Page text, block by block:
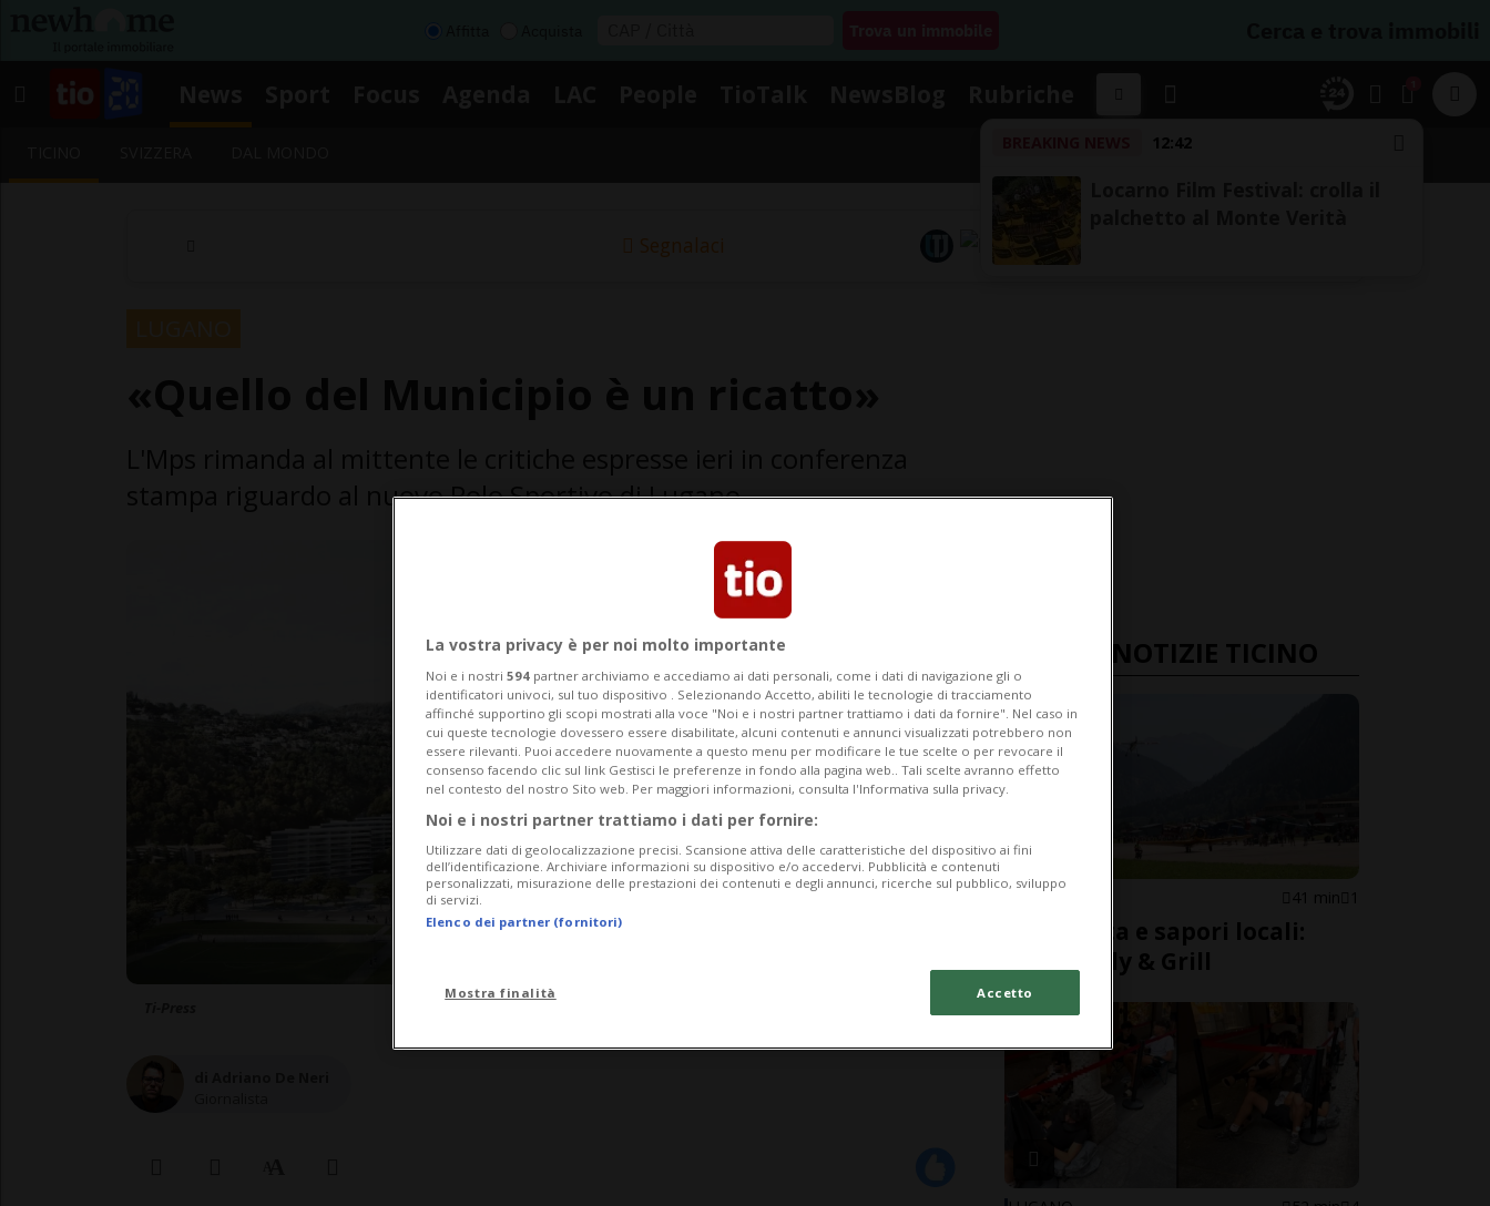
12:42
Segnalaci
stampa riguardo al nuovo Polo Sportivo di Lugano.
ULTIME NOTIZIE TICINO
AMBRÌ 41 min 1
Alta quota e sapori locali:
torna il Fly & Grill
La vostra privacy è per noi molto importante
Noi e i nostri 594 partner archiviamo e accediamo ai dati personali, come i dati di navigazione gli o
identificatori univoci, sul tuo dispositivo . Selezionando Accetto, abiliti le tecnologie di tracciamento
affinché supportino gli scopi mostrati alla voce "Noi e i nostri partner trattiamo i dati da fornire". Nel caso in
cui queste tecnologie dovessero essere disabilitate, alcuni contenuti e annunci visualizzati potrebbero non
essere rilevanti. Puoi accedere nuovamente a questo menu per modificare le tue scelte o per revocare il
consenso facendo clic sul link Gestisci le preferenze in fondo alla pagina web.. Tali scelte avranno effetto
nel contesto del nostro Sito web. Per maggiori informazioni, consulta l'Informativa sulla privacy.
Noi e i nostri partner trattiamo i dati per fornire:
Utilizzare dati di geolocalizzazione precisi. Scansione attiva delle caratteristiche del dispositivo ai fini
dell’identificazione. Archiviare informazioni su dispositivo e/o accedervi. Pubblicità e contenuti
personalizzati, misurazione delle prestazioni dei contenuti e degli annunci, ricerche sul pubblico, sviluppo
di servizi.
Elenco dei partner (fornitori)
Mostra finalità Accetto